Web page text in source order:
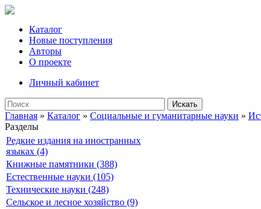
Каталог
Новые поступления
Авторы
О проекте
Личный кабинет
Искать
Главная » Каталог » Социальные и гуманитарные науки »
Разделы
Редкие издания на иностранных
языках (4)
Книжные памятники (388)
Естественные науки (105)
Технические науки (248)
Сельское и лесное хозяйство (9)